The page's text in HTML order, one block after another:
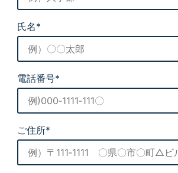
氏名*
電話番号*
ご住所*